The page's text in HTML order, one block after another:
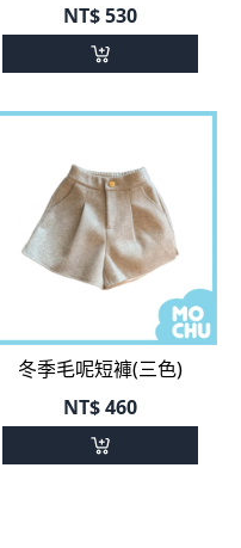
NT$530
冬季毛呢短褲(三色)
NT$460